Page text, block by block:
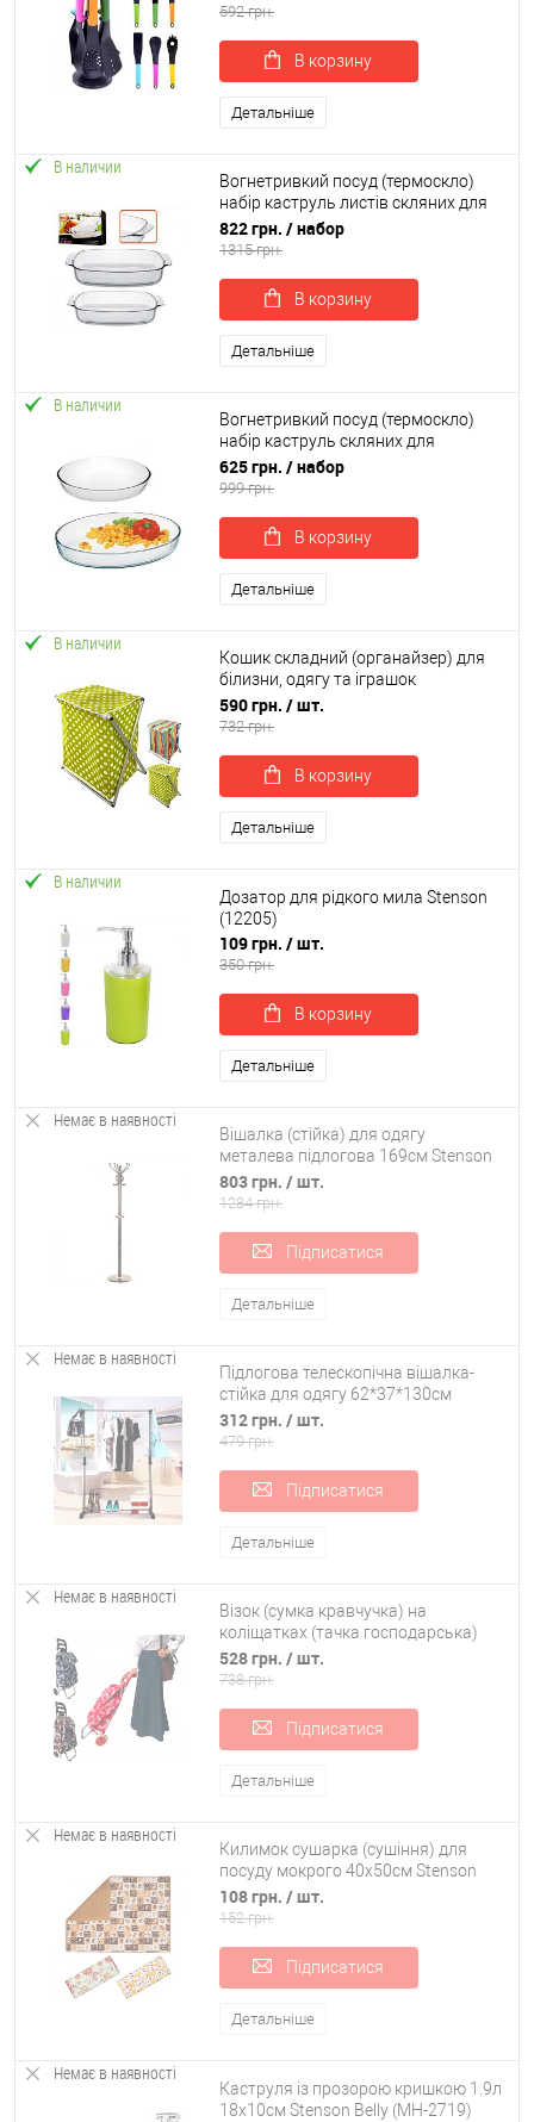
592 грн.
В корзину
Детальніше
В наличии
Вогнетривкий посуд (термоскло)
набір каструль листів скляних для
запікання 2шт Stenson Firex (MS-
0514)
822 грн. / набор
1315 грн.
В корзину
Детальніше
В наличии
Вогнетривкий посуд (термоскло)
набір каструль скляних для
запікання 2шт Stenson Firex
(236718)
625 грн. / набор
999 грн.
В корзину
Детальніше
В наличии
Кошик складний (органайзер) для
білизни, одягу та іграшок
40х30х48см Stenson (R82581)
590 грн. / шт.
732 грн.
В корзину
Детальніше
В наличии
Дозатор для рідкого мила Stenson
(12205)
109 грн. / шт.
350 грн.
В корзину
Детальніше
Немає в наявності
Вішалка (стійка) для одягу
металева підлогова 169см Stenson
(R17386)
803 грн. / шт.
1284 грн.
Підписатися
Детальніше
Немає в наявності
Підлогова телескопічна вішалка-
стійка для одягу 62*37*130см
Stenson (R29745)
312 грн. / шт.
479 грн.
Підписатися
Детальніше
Немає в наявності
Візок (сумка кравчучка) на
коліщатках (тачка господарська)
тканинна 96см Stenson (MH-1900)
528 грн. / шт.
738 грн.
Підписатися
Детальніше
Немає в наявності
Килимок сушарка (сушіння) для
посуду мокрого 40х50см Stenson
(R84154)
108 грн. / шт.
152 грн.
Підписатися
Детальніше
Немає в наявності
Каструля із прозорою кришкою 1.9л
18х10см Stenson Belly (MH-2719)